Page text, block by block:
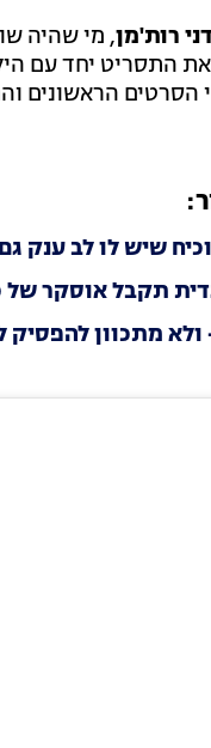
רות'מן, מי שהיה
התסריט יחד עם
הסרטים הראשונים
שיש לו לב ענק גם
מתכוון להפסיק